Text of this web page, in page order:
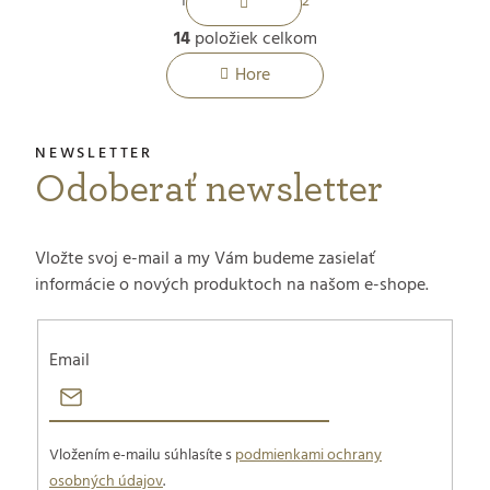
O
v
á
a
c
p
t
r
á
o
a
14položiek celkom
Hore
Odoberať newsletter
Vložte svoj e-mail a my Vám budeme zasielať
informácie o nových produktoch na našom e-shope.
Email
Vložením e-mailu súhlasíte spodmienkami ochrany
osobných údajov.